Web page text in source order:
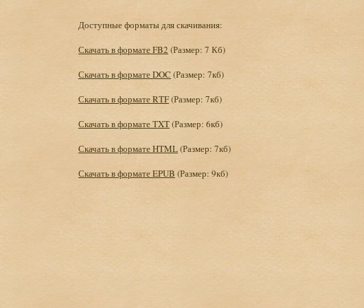
Доступные форматы для скачивания:
Скачать в формате FB2 (Размер: 7 Кб)
Скачать в формате DOC (Размер: 7кб)
Скачать в формате RTF(Размер: 7кб)
Скачать в формате TXT(Размер: 6кб)
Скачать в формате HTML(Размер: 7кб)
Скачать в формате EPUB (Размер: 9кб)